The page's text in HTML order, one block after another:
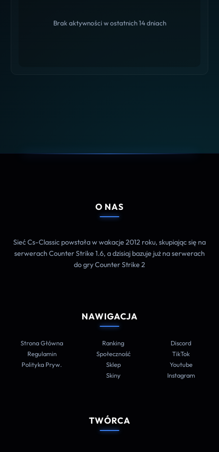
Brak aktywności w ostatnich 14 dniach
O NAS
Sieć Cs-Classic powstała w wakacje 2012 roku, skupiając się na
serwerach Counter Strike 1.6, a dzisiaj bazuje już na serwerach
do gry Counter Strike 2
NAWIGACJA
Strona Główna
Regulamin
Polityka Pryw.
Ranking
Społeczność
Sklep
Skiny
Discord
TikTok
Youtube
Instagram
TWÓRCA